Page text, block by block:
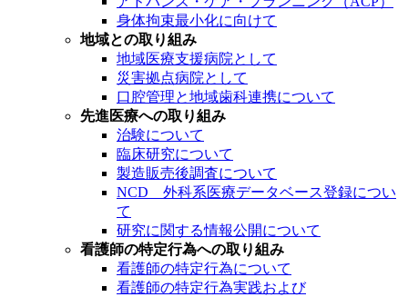
身体拘束最小化に向けて
地域との取り組み
地域医療支援病院として
災害拠点病院として
口腔管理と地域歯科連携について
先進医療への取り組み
治験について
臨床研究について
製造販売後調査について
NCD 外科系医療データベース登録につい
て
研究に関する情報公開について
看護師の特定行為への取り組み
看護師の特定行為について
看護師の特定行為実践および